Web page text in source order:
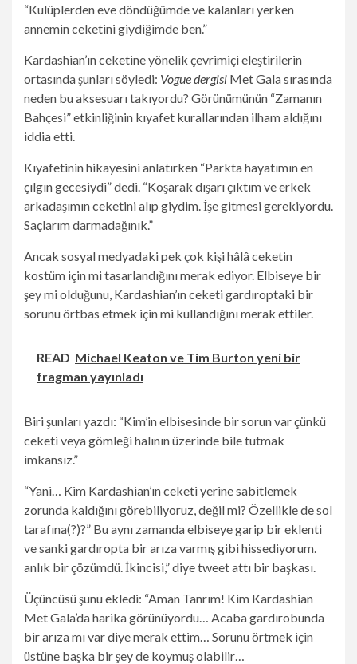
“Kulüplerden eve döndüğümde ve kalanları yerken
annemin ceketini giydiğimde ben.”
Kardashian’ın ceketine yönelik çevrimiçi eleştirilerin
ortasında şunları söyledi: Vogue dergisi Met Gala sırasında
neden bu aksesuarı takıyordu? Görünümünün “Zamanın
Bahçesi” etkinliğinin kıyafet kurallarından ilham aldığını
iddia etti.
Kıyafetinin hikayesini anlatırken “Parkta hayatımın en
çılgın gecesiydi” dedi. “Koşarak dışarı çıktım ve erkek
arkadaşımın ceketini alıp giydim. İşe gitmesi gerekiyordu.
Saçlarım darmadağınık.”
Ancak sosyal medyadaki pek çok kişi hâlâ ceketin
kostüm için mi tasarlandığını merak ediyor. Elbiseye bir
şey mi olduğunu, Kardashian’ın ceketi gardıroptaki bir
sorunu örtbas etmek için mi kullandığını merak ettiler.
READ Michael Keaton ve Tim Burton yeni bir
fragman yayınladı
Biri şunları yazdı: “Kim’in elbisesinde bir sorun var çünkü
ceketi veya gömleği halının üzerinde bile tutmak
imkansız.”
“Yani… Kim Kardashian’ın ceketi yerine sabitlemek
zorunda kaldığını görebiliyoruz, değil mi? Özellikle de sol
tarafına(?)?” Bu aynı zamanda elbiseye garip bir eklenti
ve sanki gardıropta bir arıza varmış gibi hissediyorum.
anlık bir çözümdü. İkincisi,” diye tweet attı bir başkası.
Üçüncüsü şunu ekledi: “Aman Tanrım! Kim Kardashian
Met Gala’da harika görünüyordu… Acaba gardırobunda
bir arıza mı var diye merak ettim… Sorunu örtmek için
üstüne başka bir şey de koymuş olabilir…